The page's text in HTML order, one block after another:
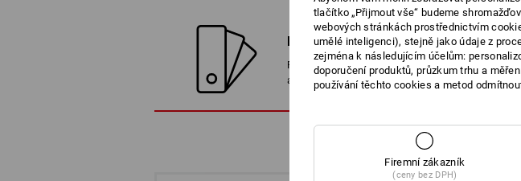
NAJÍT ALTERNATIVY
Porovnejte aktuální výrobek s nejlepšími
alternativami
tlačítko „Přijmout vše“ budeme
webových stránkách prostřednictvím
umělé inteligenci), stejně jako údaje z
zejména k následujícím účelům:
doporučení produktů, průzkum trhu a
používání těchto cookies a metod
Firemní zákazník
(ceny bez DPH)